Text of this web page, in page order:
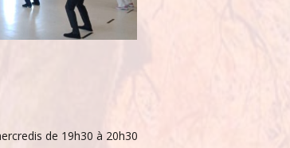
de 19h30 à 20h30